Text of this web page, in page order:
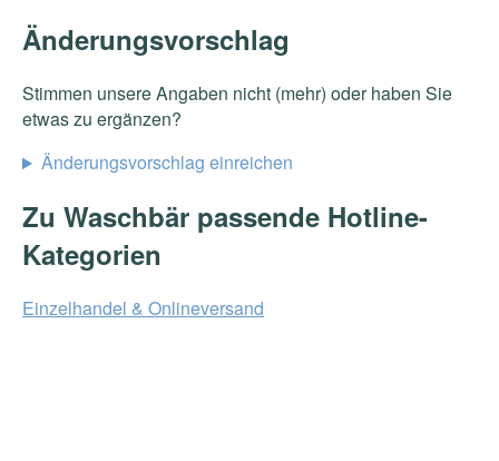
Änderungsvorschlag
Stimmen unsere Angaben nicht (mehr) oder haben Sie
etwas zu ergänzen?
Änderungsvorschlag einreichen
Zu Waschbär passende Hotline-
Kategorien
Einzelhandel & Onlineversand